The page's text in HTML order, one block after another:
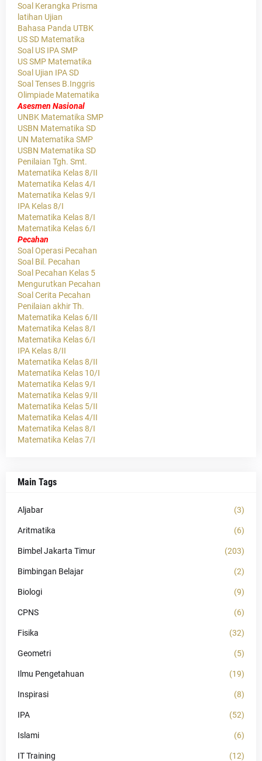
Soal Kerangka Prisma
latihan Ujian
Bahasa Panda UTBK
US SD Matematika
Soal US IPA SMP
US SMP Matematika
Soal Ujian IPA SD
Soal Tenses B.Inggris
Olimpiade Matematika
Asesmen Nasional
UNBK Matematika SMP
USBN Matematika SD
UN Matematika SMP
USBN Matematika SD
Penilaian Tgh. Smt.
Matematika Kelas 8/II
Matematika Kelas 4/I
Matematika Kelas 9/I
IPA Kelas 8/I
Matematika Kelas 8/I
Matematika Kelas 6/I
Pecahan
Soal Operasi Pecahan
Soal Bil. Pecahan
Soal Pecahan Kelas 5
Mengurutkan Pecahan
Soal Cerita Pecahan
Penilaian akhir Th.
Matematika Kelas 6/II
Matematika Kelas 8/I
Matematika Kelas 6/I
IPA Kelas 8/II
Matematika Kelas 8/II
Matematika Kelas 10/I
Matematika Kelas 9/I
Matematika Kelas 9/II
Matematika Kelas 5/II
Matematika Kelas 4/II
Matematika Kelas 8/I
Matematika Kelas 7/I
Main Tags
Aljabar (3)
Aritmatika (6)
Bimbel Jakarta Timur (203)
Bimbingan Belajar (2)
Biologi (9)
CPNS (6)
Fisika (32)
Geometri (5)
Ilmu Pengetahuan (19)
Inspirasi (8)
IPA (52)
Islami (6)
IT Training (12)